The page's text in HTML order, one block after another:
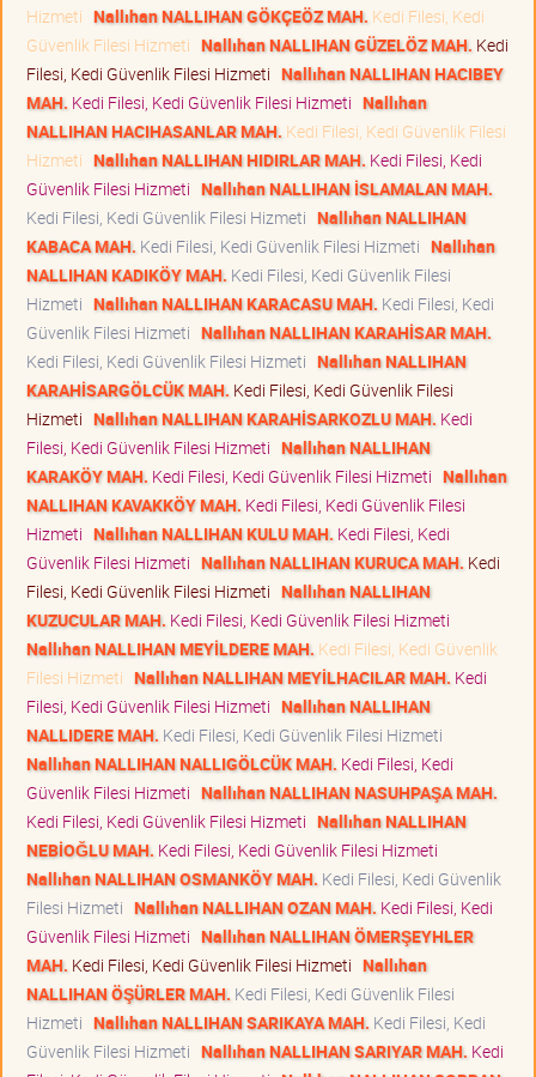
Hizmeti Nallıhan NALLIHAN GÖKÇEÖZ MAH. Kedi Filesi, Kedi
Güvenlik Filesi Hizmeti Nallıhan NALLIHAN GÜZELÖZ MAH. Kedi
Filesi, Kedi Güvenlik Filesi Hizmeti Nallıhan NALLIHAN HACIBEY
MAH. Kedi Filesi, Kedi Güvenlik Filesi Hizmeti Nallıhan
NALLIHAN HACIHASANLAR MAH. Kedi Filesi, Kedi Güvenlik Filesi
Hizmeti Nallıhan NALLIHAN HIDIRLAR MAH. Kedi Filesi, Kedi
Güvenlik Filesi Hizmeti Nallıhan NALLIHAN İSLAMALAN MAH.
Kedi Filesi, Kedi Güvenlik Filesi Hizmeti Nallıhan NALLIHAN
KABACA MAH. Kedi Filesi, Kedi Güvenlik Filesi Hizmeti Nallıhan
NALLIHAN KADIKÖY MAH. Kedi Filesi, Kedi Güvenlik Filesi
Hizmeti Nallıhan NALLIHAN KARACASU MAH. Kedi Filesi, Kedi
Güvenlik Filesi Hizmeti Nallıhan NALLIHAN KARAHİSAR MAH.
Kedi Filesi, Kedi Güvenlik Filesi Hizmeti Nallıhan NALLIHAN
KARAHİSARGÖLCÜK MAH. Kedi Filesi, Kedi Güvenlik Filesi
Hizmeti Nallıhan NALLIHAN KARAHİSARKOZLU MAH. Kedi
Filesi, Kedi Güvenlik Filesi Hizmeti Nallıhan NALLIHAN
KARAKÖY MAH. Kedi Filesi, Kedi Güvenlik Filesi Hizmeti Nallıhan
NALLIHAN KAVAKKÖY MAH. Kedi Filesi, Kedi Güvenlik Filesi
Hizmeti Nallıhan NALLIHAN KULU MAH. Kedi Filesi, Kedi
Güvenlik Filesi Hizmeti Nallıhan NALLIHAN KURUCA MAH. Kedi
Filesi, Kedi Güvenlik Filesi Hizmeti Nallıhan NALLIHAN
KUZUCULAR MAH. Kedi Filesi, Kedi Güvenlik Filesi Hizmeti
Nallıhan NALLIHAN MEYİLDERE MAH. Kedi Filesi, Kedi Güvenlik
Filesi Hizmeti Nallıhan NALLIHAN MEYİLHACILAR MAH. Kedi
Filesi, Kedi Güvenlik Filesi Hizmeti Nallıhan NALLIHAN
NALLIDERE MAH. Kedi Filesi, Kedi Güvenlik Filesi Hizmeti
Nallıhan NALLIHAN NALLIGÖLCÜK MAH. Kedi Filesi, Kedi
Güvenlik Filesi Hizmeti Nallıhan NALLIHAN NASUHPAŞA MAH.
Kedi Filesi, Kedi Güvenlik Filesi Hizmeti Nallıhan NALLIHAN
NEBİOĞLU MAH. Kedi Filesi, Kedi Güvenlik Filesi Hizmeti
Nallıhan NALLIHAN OSMANKÖY MAH. Kedi Filesi, Kedi Güvenlik
Filesi Hizmeti Nallıhan NALLIHAN OZAN MAH. Kedi Filesi, Kedi
Güvenlik Filesi Hizmeti Nallıhan NALLIHAN ÖMERŞEYHLER
MAH. Kedi Filesi, Kedi Güvenlik Filesi Hizmeti Nallıhan
NALLIHAN ÖŞÜRLER MAH. Kedi Filesi, Kedi Güvenlik Filesi
Hizmeti Nallıhan NALLIHAN SARIKAYA MAH. Kedi Filesi, Kedi
Güvenlik Filesi Hizmeti Nallıhan NALLIHAN SARIYAR MAH. Kedi